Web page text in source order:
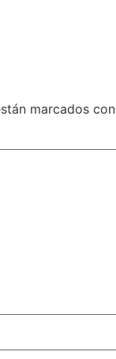
marcados con